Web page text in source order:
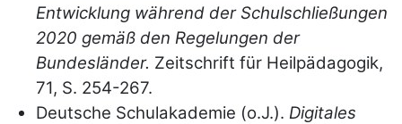
Entwicklung während der Schulschließungen
2020 gemäß den Regelungen der
Bundesländer. Zeitschrift für Heilpädagogik,
71, S. 254-267.
Deutsche Schulakademie (o.J.). Digitales